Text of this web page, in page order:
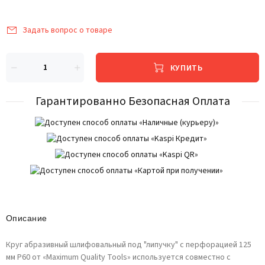
Задать вопрос о товаре
КУПИТЬ
Гарантированно Безопасная Оплата
Описание
Круг абразивный шлифовальный под "липучку" с перфорацией 125
мм Р60 от «Maximum Quality Tools» используется совместно с